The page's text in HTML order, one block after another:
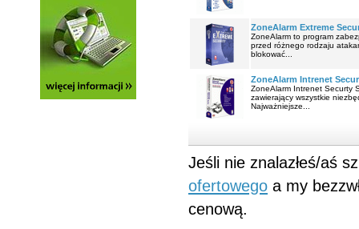
ZoneAlarm Extreme
ZoneAlarm to program
przed różnego rodzaju
blokować...
ZoneAlarm Intrenet
ZoneAlarm Intrenet Securty
zawierający wszystkie
Najważniejsze...
Jeśli nie znalazłeś/aś
ofertowego a my
cenową.